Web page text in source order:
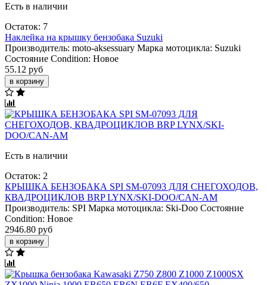
Есть в наличии
Остаток: 7
Наклейка на крышку бензобака Suzuki
Производитель: moto-aksessuary Марка мотоцикла: Suzuki
Состояние Condition: Новое
55.12 руб
в корзину
Есть в наличии
Остаток: 2
КРЫШКА БЕНЗОБАКА SPI SM-07093 ДЛЯ СНЕГОХОДОВ,
КВАДРОЦИКЛОВ BRP LYNX/SKI-DOO/CAN-AM
Производитель: SPI Марка мотоцикла: Ski-Doo Состояние
Condition: Новое
2946.80 руб
в корзину